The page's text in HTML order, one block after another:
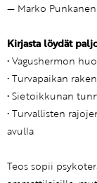
— Marko Punkanen
Kirjasta löydät
• Vagushermon
• Turvapaikan
• Sietoikkunan
• Turvallisten
avulla
Teos sopii